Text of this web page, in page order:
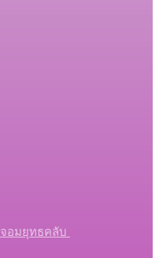
จอมยุทธคลับ